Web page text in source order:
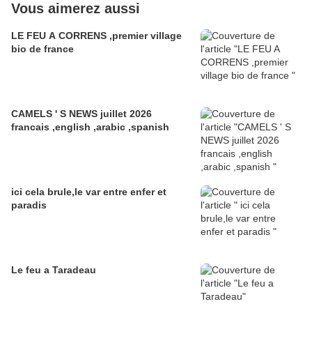
Vous aimerez aussi
LE FEU A CORRENS ,premier village
bio de france
CAMELS ' S NEWS juillet 2026
francais ,english ,arabic ,spanish
ici cela brule,le var entre enfer et
paradis
Le feu a Taradeau